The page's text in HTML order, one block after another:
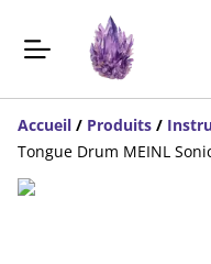
Accueil / Produits /
Tongue Drum MEINL